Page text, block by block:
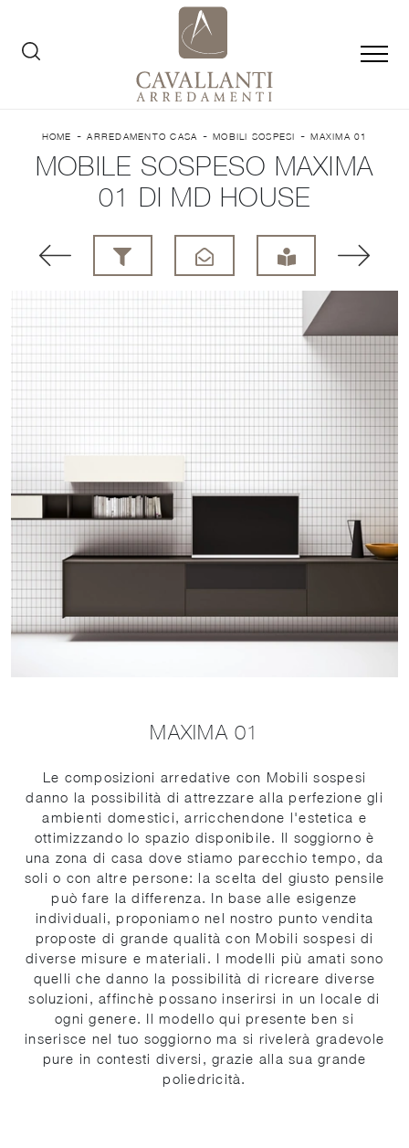
HOME -ARREDAMENTO CASA - MOBILI SOSPESI -MAXIMA 01
MOBILE SOSPESO MAXIMA
01 DI MD HOUSE
MAXIMA 01
Le composizioni arredative con Mobili sospesi
danno la possibilità di attrezzare alla perfezione gli
ambienti domestici, arricchendone l'estetica e
ottimizzando lo spazio disponibile. Il soggiorno è
una zona di casa dove stiamo parecchio tempo, da
soli o con altre persone: la scelta del giusto pensile
può fare la differenza. In base alle esigenze
individuali, proponiamo nel nostro punto vendita
proposte di grande qualità con Mobili sospesi di
diverse misure e materiali. I modelli più amati sono
quelli che danno la possibilità di ricreare diverse
soluzioni, affinchè possano inserirsi in un locale di
ogni genere. Il modello qui presente ben si
inserisce nel tuo soggiorno ma si rivelerà gradevole
pure in contesti diversi, grazie alla sua grande
poliedricità.